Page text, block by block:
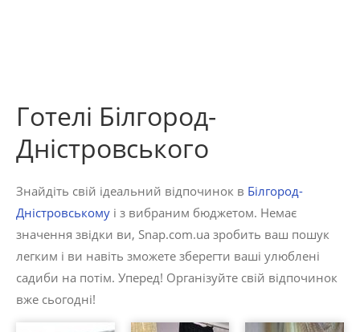
Готелі Білгород-
Дністровського
Знайдіть свій ідеальний відпочинок в Білгород-
Дністровському і з вибраним бюджетом. Немає
значення звідки ви, Snap.com.ua зробить ваш пошук
легким і ви навіть зможете зберегти ваші улюблені
садиби на потім. Уперед! Організуйте свій відпочинок
вже сьогодні!